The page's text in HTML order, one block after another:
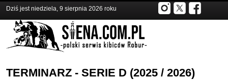
Dziś jest niedziela, 9 sierpnia 2026 roku
TERMINARZ - SERIE D (2025 / 2026)